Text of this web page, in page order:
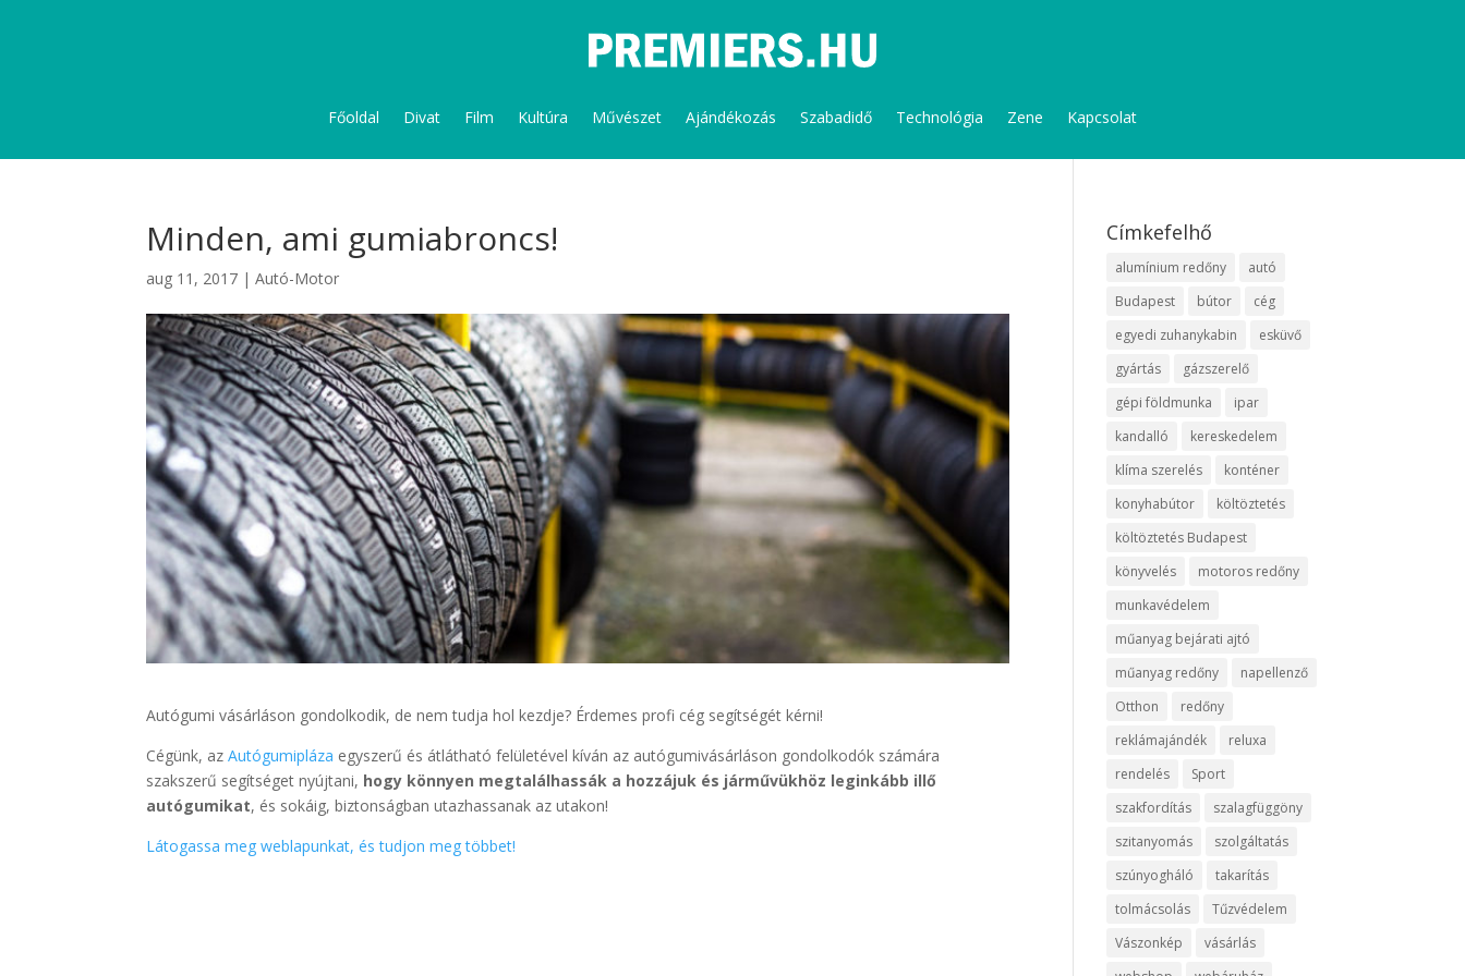
Főoldal Divat Film Kultúra Művészet Ajándékozás Szabadidő Technológia Zene Kapcsolat
Minden, ami gumiabroncs!
aug 11, 2017 |Autó-Motor
Autógumi vásárláson gondolkodik, de nem tudja hol kezdje? Érdemes profi cég segítségét kérni!
Cégünk, azAutógumipláza egyszerű és átlátható felületével kíván az autógumivásárláson gondolkodók számára
szakszerű segítséget nyújtani, hogy könnyen megtalálhassák a hozzájuk és járművükhöz leginkább illő
autógumikat, és sokáig, biztonságban utazhassanak az utakon!
Látogassa meg weblapunkat, és tudjon meg többet!
Címkefelhő
alumínium redőny
autó
Budapest
bútor
cég
egyedi zuhanykabin
esküvő
gyártás
gázszerelő
gépi földmunka
ipar
kandalló
kereskedelem
klíma szerelés
konténer
konyhabútor
költöztetés
költöztetés Budapest
könyvelés
motoros redőny
munkavédelem
műanyag bejárati ajtó
műanyag redőny
napellenző
Otthon
redőny
reklámajándék
reluxa
rendelés
Sport
szakfordítás
szalagfüggöny
szitanyomás
szolgáltatás
szúnyogháló
takarítás
tolmácsolás
Tűzvédelem
Vászonkép
vásárlás